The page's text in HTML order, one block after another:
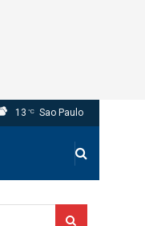
13 °C Sao Paulo